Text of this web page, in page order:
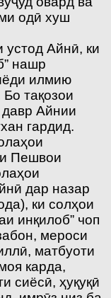
одӣ хуш
Айнӣ, ки
нашр
илмию
тақозои
Айнии
гардид.
Пешвои
дар назар
ки солҳои
инқилоб” чоп
мероси
матбуоти
карда,
сиёсӣ, ҳуқуқӣ